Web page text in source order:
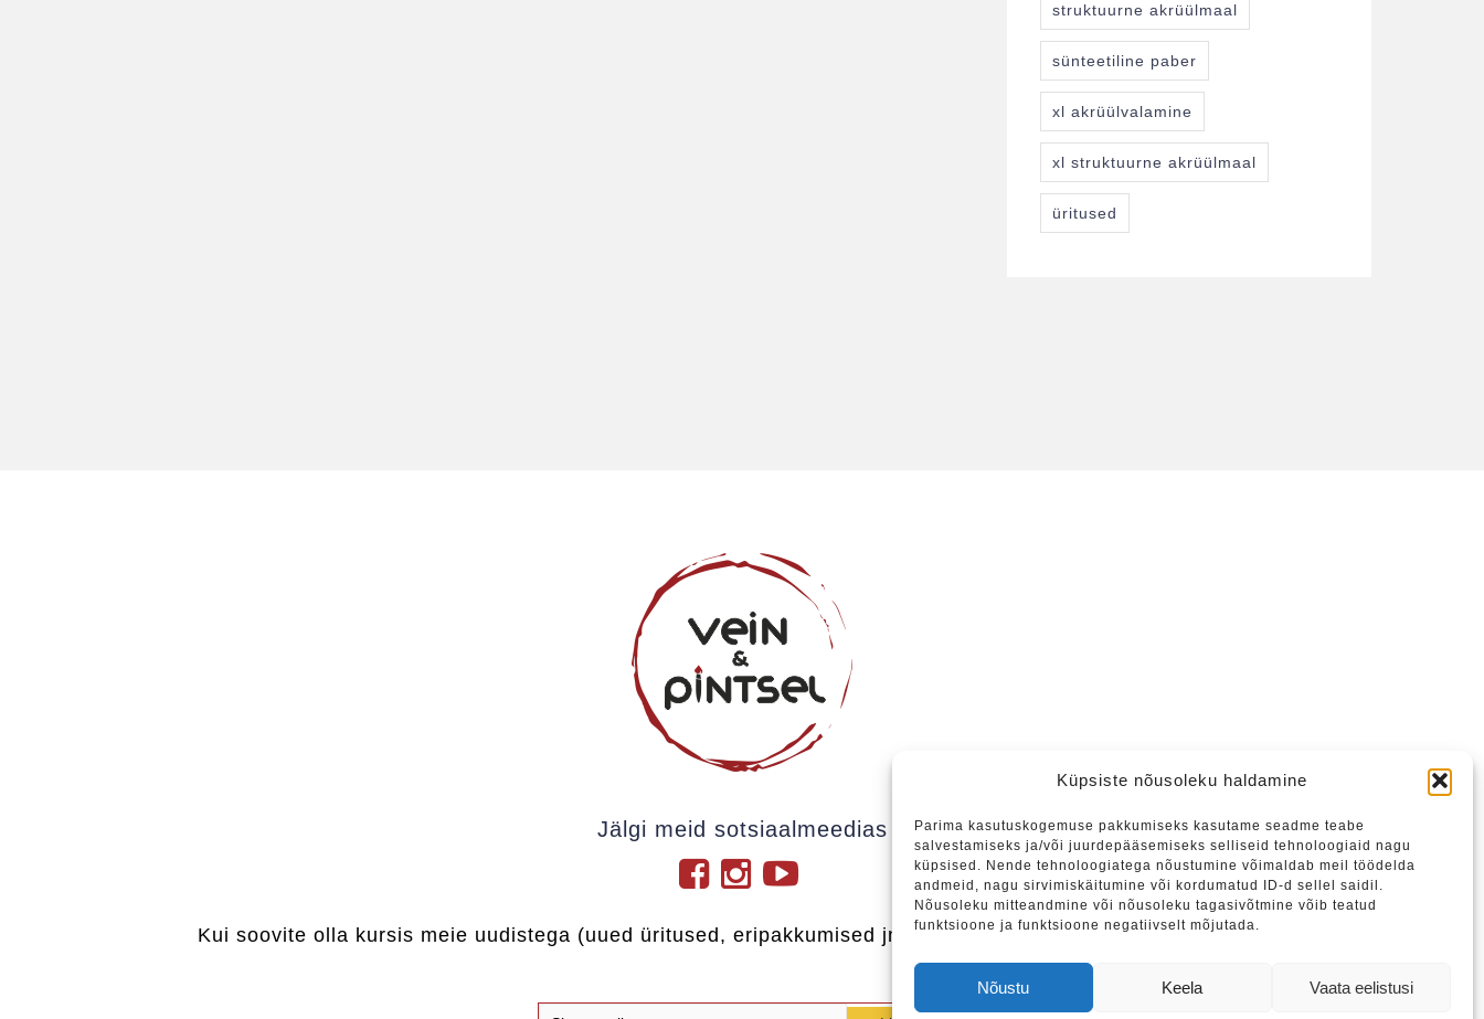
Küpsiste nõusoleku haldamine
Parima kasutuskogemuse pakkumiseks kasutame seadme teabe
salvestamiseks ja/või juurdepääsemiseks selliseid tehnoloogiaid nagu
küpsised. Nende tehnoloogiatega nõustumine võimaldab meil töödelda
andmeid, nagu sirvimiskäitumine või kordumatud ID-d sellel saidil.
Nõusoleku mitteandmine või nõusoleku tagasivõtmine võib teatud
funktsioone ja funktsioone negatiivselt mõjutada.
Nõustu Keela Vaata eelistusi
struktuurne akrüülmaal
sünteetiline paber
xl akrüülvalamine
xl struktuurne akrüülmaal
üritused
Jälgi meid sotsiaalmeedias
Kui soovite olla kursis meie uudistega (uued üritused, eripakkumised jne), soovitame liituda meie uudiskirjaga.